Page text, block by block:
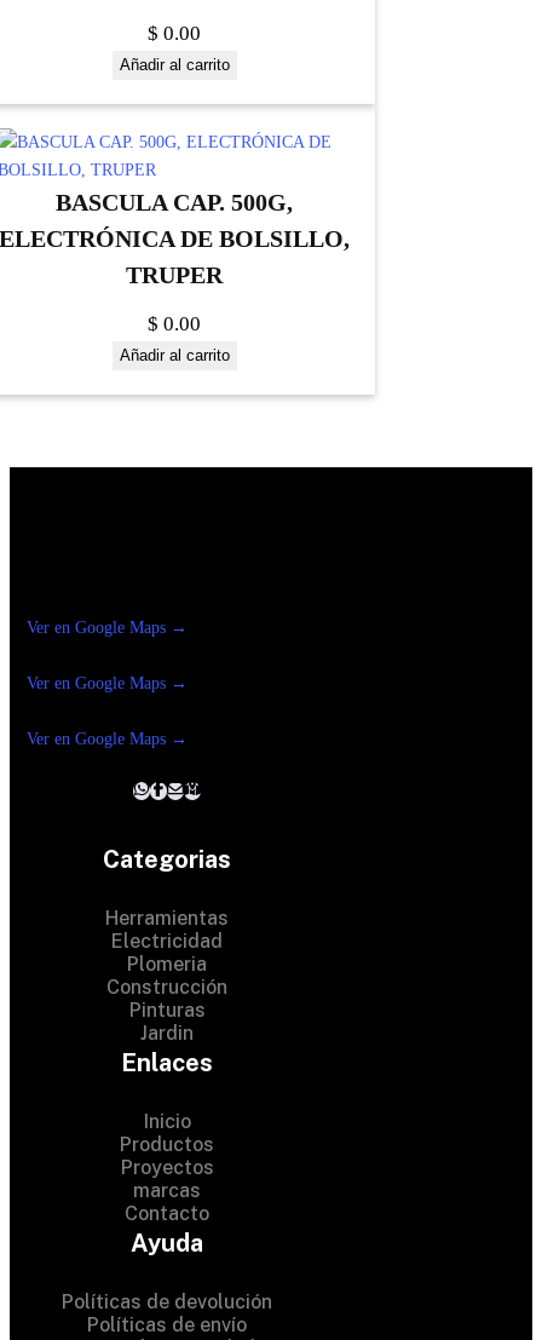
$ 0.00
Añadir al carrito
BASCULA CAP. 500G,
ELECTRÓNICA DE BOLSILLO,
TRUPER
$ 0.00
Añadir al carrito
Ver en Google Maps →
Ver en Google Maps →
Ver en Google Maps →
Categorias
Herramientas
Electricidad
Plomeria
Construcción
Pinturas
Jardin
Enlaces
Inicio
Productos
Proyectos
marcas
Contacto
Ayuda
Políticas de devolución
Políticas de envío